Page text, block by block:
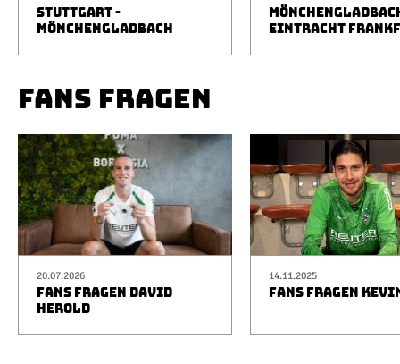
STUTTGART -
MÖNCHENGLADBACH
EINTRACHT
FANS FRAGEN
20.07.2026
FANS FRAGEN DAVID
HEROLD
14.11.2025
FANS FRAGEN